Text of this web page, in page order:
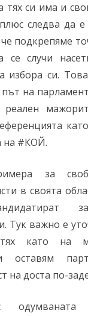
тях си има и
следва да
подкрепяме
се случи
избора си.
на
на #КОЙ.
за
в своята
Тук важно е
като на
оставям
на доста по-